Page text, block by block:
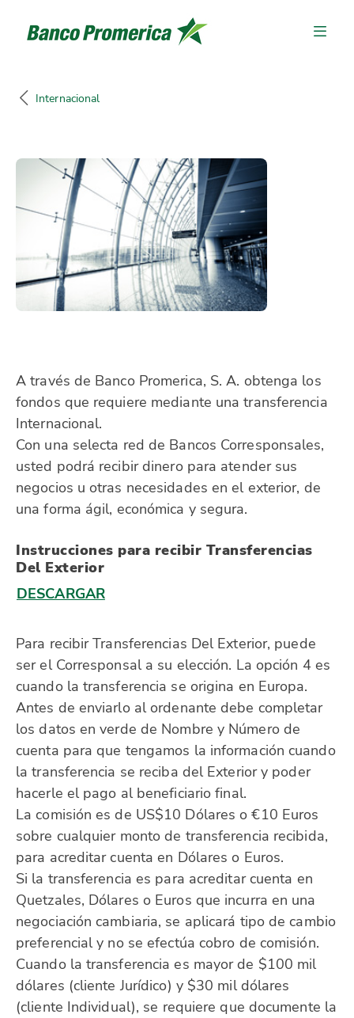
A través de Banco Promerica, S. A. obtenga los
fondos que requiere mediante una transferencia
Internacional.
Con una selecta red de Bancos Corresponsales,
usted podrá recibir dinero para atender sus
negocios u otras necesidades en el exterior, de
una forma ágil, económica y segura.
Instrucciones para recibir Transferencias
Del Exterior
DESCARGAR
Para recibir Transferencias Del Exterior, puede
ser el Corresponsal a su elección. La opción 4 es
cuando la transferencia se origina en Europa.
Antes de enviarlo al ordenante debe completar
los datos en verde de Nombre y Número de
cuenta para que tengamos la información cuando
la transferencia se reciba del Exterior y poder
hacerle el pago al beneficiario final.
La comisión es de US$10 Dólares o €10 Euros
sobre cualquier monto de transferencia recibida,
para acreditar cuenta en Dólares o Euros.
Si la transferencia es para acreditar cuenta en
Quetzales, Dólares o Euros que incurra en una
negociación cambiaria, se aplicará tipo de cambio
preferencial y no se efectúa cobro de comisión.
Cuando la transferencia es mayor de $100 mil
dólares (cliente Jurídico) y $30 mil dólares
(cliente Individual), se requiere que documente la
Internacional